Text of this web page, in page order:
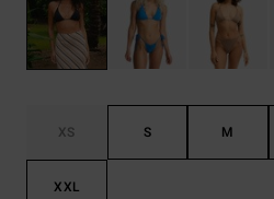
XS S M
XXL